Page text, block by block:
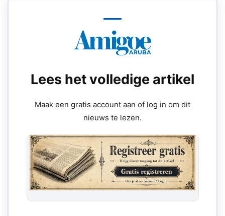
Lees het volledige artikel
Maak een gratis account aan of log in om dit
nieuws te lezen.